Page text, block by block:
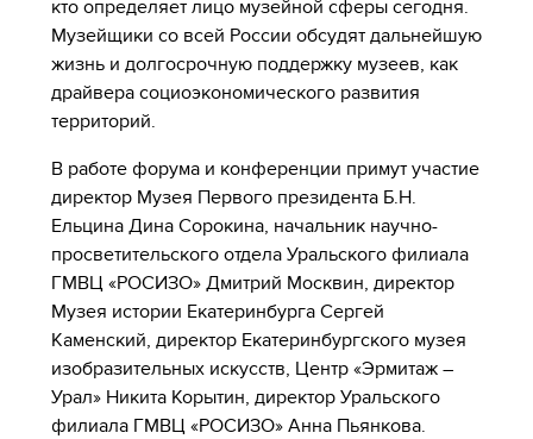
кто определяет лицо музейной сферы сегодня.
Музейщики со всей России обсудят дальнейшую
жизнь и долгосрочную поддержку музеев, как
драйвера социоэкономического развития
территорий.
В работе форума и конференции примут участие
директор Музея Первого президента Б.Н.
Ельцина Дина Сорокина, начальник научно-
просветительского отдела Уральского филиала
ГМВЦ «РОСИЗО» Дмитрий Москвин, директор
Музея истории Екатеринбурга Сергей
Каменский, директор Екатеринбургского музея
изобразительных искусств, Центр «Эрмитаж –
Урал» Никита Корытин, директор Уральского
филиала ГМВЦ «РОСИЗО» Анна Пьянкова.